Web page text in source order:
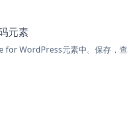
元素
WordPress元素中。保存，